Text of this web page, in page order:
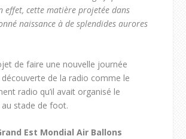
effet, cette matière projetée dans
naissance à de splendides aurores
de faire une nouvelle journée
découverte de la radio comme le
radio qu’il avait organisé le
stade de foot.
Est Mondial Air Ballons